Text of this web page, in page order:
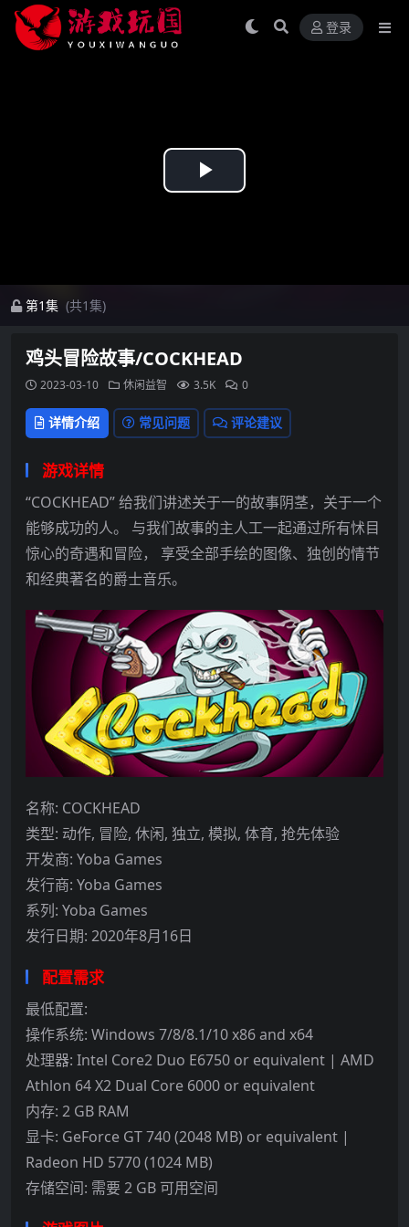
登录
Play
第1集 (共1集)
鸡头冒险故事/COCKHEAD
2023-03-10 休闲益智 3.5K 0
详情介绍 常见问题 评论建议
游戏详情
“COCKHEAD” 给我们讲述关于一的故事阴茎，关于一个
能够成功的人。 与我们故事的主人工一起通过所有怵目
惊心的奇遇和冒险， 享受全部手绘的图像、独创的情节
和经典著名的爵士音乐。
名称: COCKHEAD
类型: 动作, 冒险, 休闲, 独立, 模拟, 体育, 抢先体验
开发商: Yoba Games
发行商: Yoba Games
系列: Yoba Games
发行日期: 2020年8月16日
配置需求
最低配置:
操作系统: Windows 7/8/8.1/10 x86 and x64
处理器: Intel Core2 Duo E6750 or equivalent | AMD
Athlon 64 X2 Dual Core 6000 or equivalent
内存: 2 GB RAM
显卡: GeForce GT 740 (2048 MB) or equivalent |
Radeon HD 5770 (1024 MB)
存储空间: 需要 2 GB 可用空间